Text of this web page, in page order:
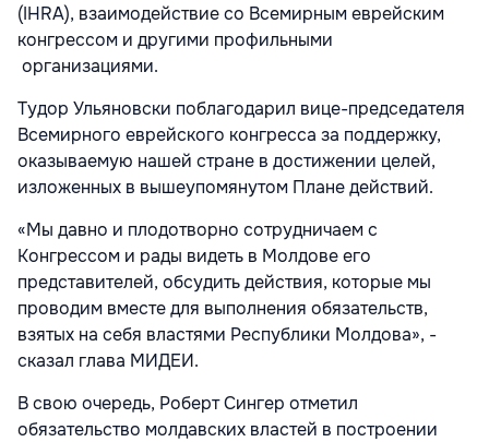
(IHRA), взаимодействие со Всемирным еврейским
конгрессом и другими профильными
организациями.
Тудор Ульяновски поблагодарил вице-председателя
Всемирного еврейского конгресса за поддержку,
оказываемую нашей стране в достижении целей,
изложенных в вышеупомянутом Плане действий.
«Мы давно и плодотворно сотрудничаем с
Конгрессом и рады видеть в Молдове его
представителей, обсудить действия, которые мы
проводим вместе для выполнения обязательств,
взятых на себя властями Республики Молдова», -
сказал глава МИДЕИ.
В свою очередь, Роберт Сингер отметил
обязательство молдавских властей в построении